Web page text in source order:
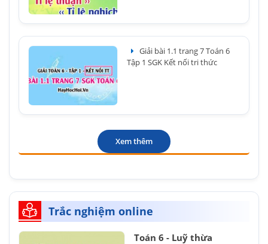
Giải bài 1.1 trang 7 Toán 6
Tập 1 SGK Kết nối tri thức
Xem thêm
Trắc nghiệm online
Toán 6 - Luỹ thừa